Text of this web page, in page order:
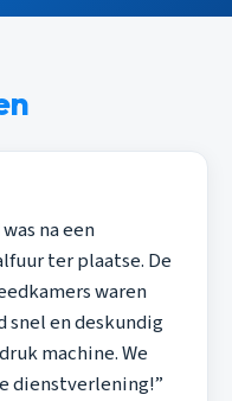
na een
ter plaatse. De
waren
en deskundig
machine. We
dienstverlening!”